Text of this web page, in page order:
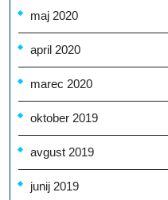
maj 2020
april 2020
marec 2020
oktober 2019
avgust 2019
junij 2019